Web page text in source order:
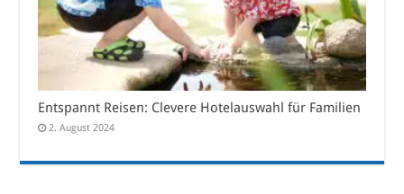
Entspannt Reisen: Clevere Hotelauswahl für Familien
2. August 2024